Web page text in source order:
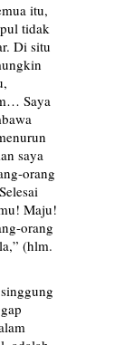
itu,
tidak
Di situ
Saya
saya
orang
Maju!
orang
(hlm.